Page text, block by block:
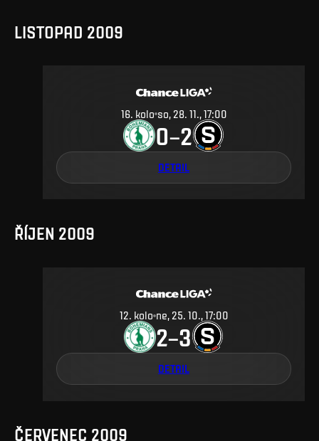
LISTOPAD 2009
16. kolo so, 28. 11., 17:00
0–2
DETAIL
ŘÍJEN 2009
12. kolo ne, 25. 10., 17:00
2–3
DETAIL
ČERVENEC 2009